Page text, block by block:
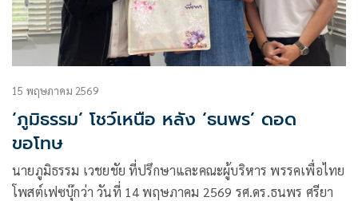
15 พฤษภาคม 2569
‘ภูมิธรรม’ โชว์เหนือ หลัง ‘ธนพร’ ดอด
ขอโทษ
นายภูมิธรรม เวชยชัย ที่ปรึกษาและคณะผู้บริหาร พรรคเพื่อไทย
โพสต์เฟซบุ๊กว่า วันที่ 14 พฤษภาคม 2569 รศ.ดร.ธนพร ศรียา